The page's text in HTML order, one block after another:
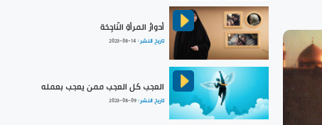
أدوارُ المرأةِ النّاجِحَة
تاريخ النشر : 2023-08-14
العجب كل العجب ممن يعجب بعمله
تاريخ النشر :2023-08-09